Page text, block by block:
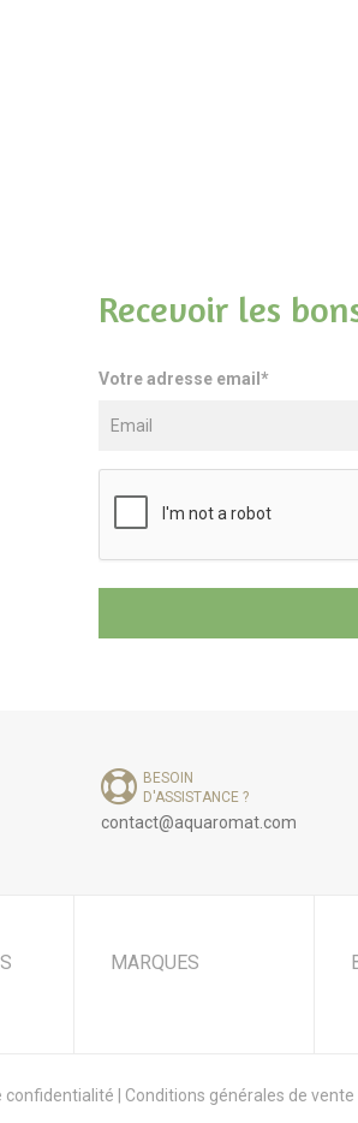
Recevoir les
Votre adresse email*
BESOIN
D'ASSISTANCE ?
contact@aquaromat.com
MARQUES
confidentialité Conditions générales de vente